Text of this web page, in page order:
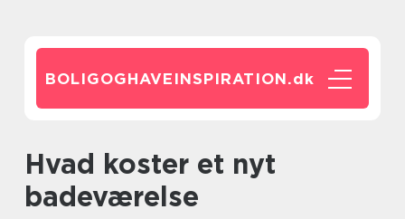
BOLIGOGHAVEINSPIRATION.dk
hvad koster et nyt
badeværelse